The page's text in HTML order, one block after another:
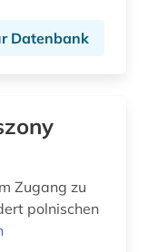
Datenbank
Zugang zu
polnischen